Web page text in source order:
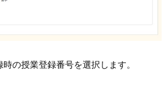
の授業登録番号を選択します。